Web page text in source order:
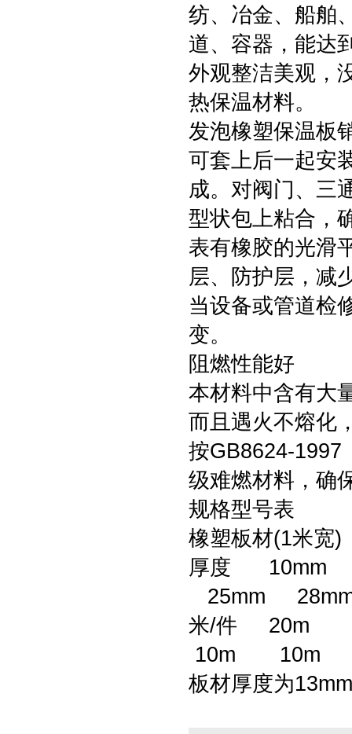
纺、冶金、船舶
道、容器，能达
外观整洁美观，
热保温材料。
发泡橡塑保温板
可套上后一起安
成。对阀门、三
型状包上粘合，
表有橡胶的光滑
层、防护层，减
当设备或管道检
变。
阻燃性能好
本材料中含有大
而且遇火不熔化
按GB8624-1997
级难燃材料，确
规格型号表
橡塑板材(1米宽)
厚度 10mm
25mm
米/件
10m 10m
板材厚度为